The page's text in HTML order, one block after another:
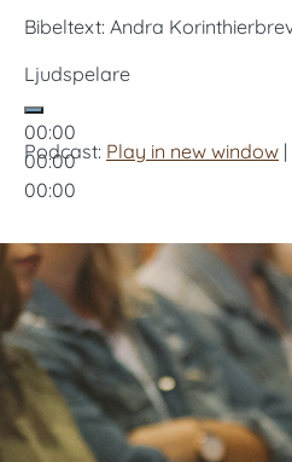
Bibeltext: Andra
Ljudspelare
00:00
00:00
00:00
Podcast: Play in new window |